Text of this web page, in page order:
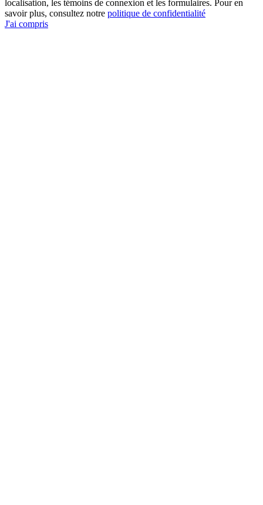
localisation, les témoins de connexion et les formulaires. Pour en
savoir plus, consultez notre politique de confidentialité
J'ai compris